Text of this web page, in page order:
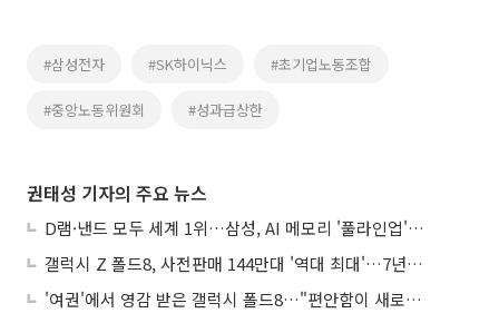
#삼성전자 #SK하이닉스 #초기업노동조합
#중앙노동위원회 #성과급상한
권태성 기자의 주요 뉴스
D램·낸드 모두 세계 1위…삼성, AI 메모리 '풀라인업'으로 승부
갤럭시 Z 폴드8, 사전판매 144만대 '역대 최대'…7년만에 갤노트10 기록 넘어
'여권'에서 영감 받은 갤럭시 폴드8…"편안함이 새로운 디자인 경쟁력"